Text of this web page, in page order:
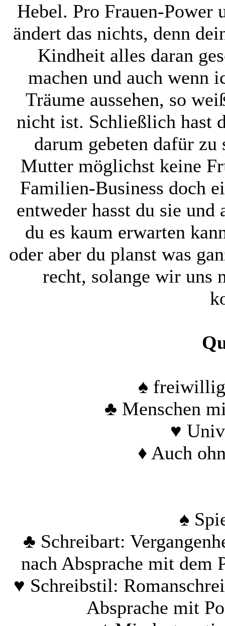
Hebel. Pro Frauen-Power
ändert das nichts, denn
Kindheit alles daran
machen und auch wenn
Träume aussehen, so
nicht ist. Schließlich hast
darum gebeten dafür
Mutter möglichst keine
Familien-Business doch
entweder hasst du sie
du es kaum erwarten
oder aber du planst was
recht, solange wir uns
♠
♣ Menschen
♥
♦ Auch
♠
♣ Schreibart:
nach Absprache mit dem
♥ Schreibstil:
Absprache mit